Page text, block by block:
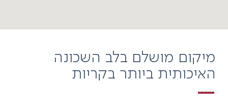
מיקום מושלם בלב השכונה
האיכותית ביותר בקריות